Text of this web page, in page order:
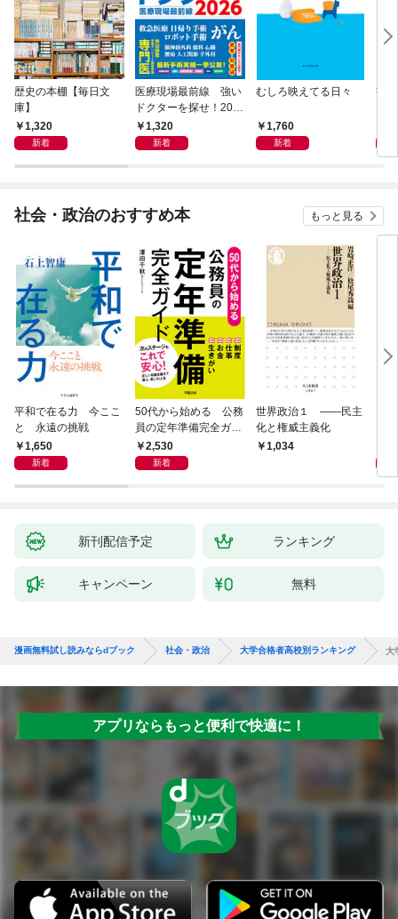
歴史の本棚【毎日文
庫】
1,320
新着
医療現場最前線 強い
ドクターを探せ！202
6 1,320
新着
むしろ映えてる日々
1,760
新着
書
社会・政治のおすすめ本 もっと見る
平和で在る力 今ここ
と 永遠の挑戦
1,650
新着
50代から始める 公務
員の定年準備完全ガイ
ド2,530
新着
世界政治１ ――民主
化と権威主義化
1,034
新刊配信予定 ランキング
キャンペーン 無料
漫画無料試し読みならdブック 社会・政治 大学合格者高校別ランキング 大
アプリならもっと便利で快適に！